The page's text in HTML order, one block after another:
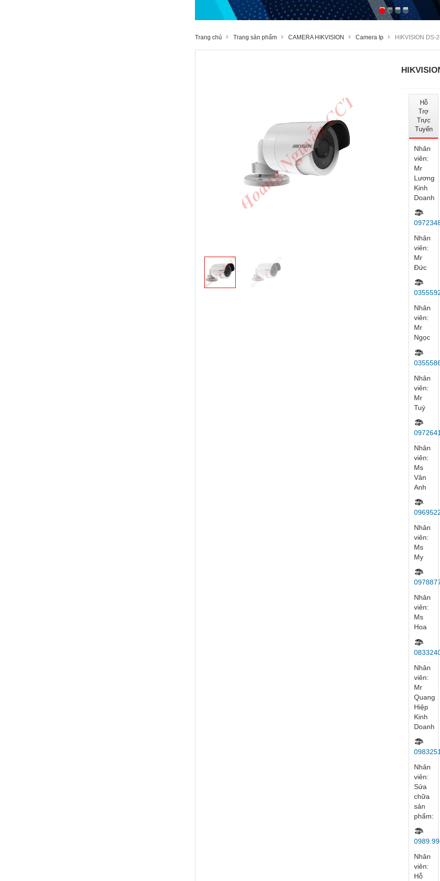
HIKVISION DS-
Hỗ
Trợ
Trực
Tuyến
Nhân
viên:
Mr
Lương
Kinh
Doanh
Nhân
viên:
Mr
Đức
Nhân
viên:
Mr
Ngọc
Nhân
viên:
Mr
Tuý
viên:
Ms
Vân
Anh
Nhân
viên:
Ms
My